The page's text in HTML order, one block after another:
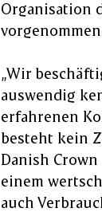
Organisation
vorgenommen.
„Wir
auswendig
erfahrenen
besteht kein
Danish
einem
auch